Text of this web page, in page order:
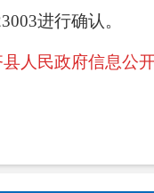
进行确认。
人民政府信息公